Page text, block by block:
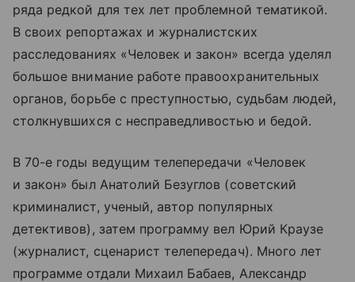
ряда редкой для тех лет проблемной тематикой.
В своих репортажах и журналистских
расследованиях «Человек и закон» всегда уделял
большое внимание работе правоохранительных
органов, борьбе с преступностью, судьбам людей,
столкнувшихся с несправедливостью и бедой.
В 70-е годы ведущим телепередачи «Человек
и закон» был Анатолий Безуглов (советский
криминалист, ученый, автор популярных
детективов), затем программу вел Юрий Краузе
(журналист, сценарист телепередач). Много лет
программе отдали Михаил Бабаев, Александр